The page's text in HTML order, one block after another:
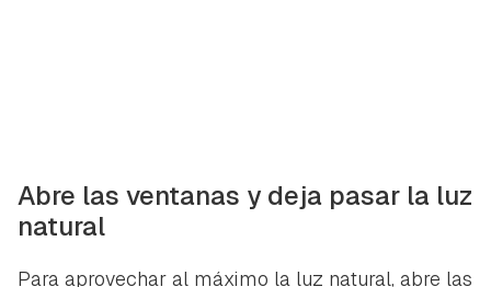
Abre las ventanas y deja pasar la luz
natural
Para aprovechar al máximo la luz natural, abre las